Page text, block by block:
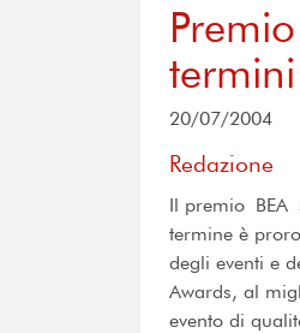
20/07/2004
Redazione
Il premio BEA
termine è
degli eventi e
Awards, al
evento di